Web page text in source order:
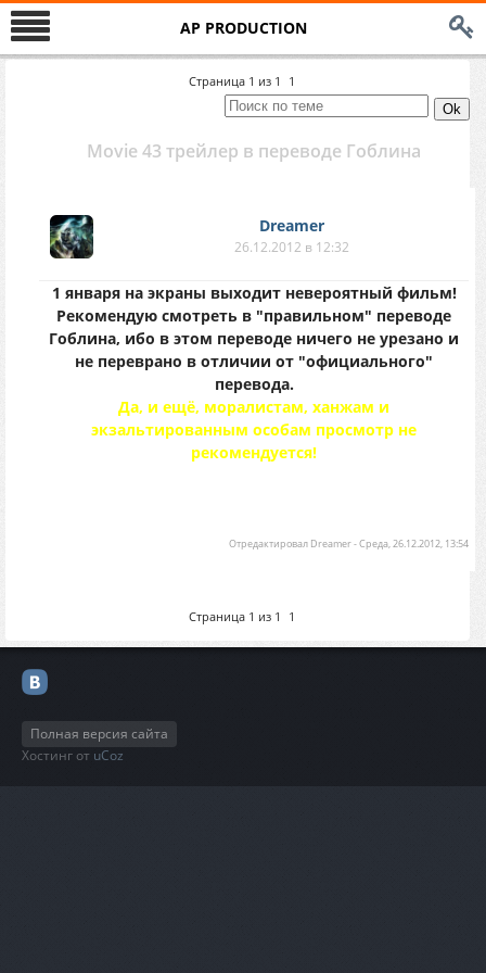
AP PRODUCTION
Страница 1 из 1 1
Movie 43 трейлер в переводе Гоблина
Dreamer
26.12.2012 в 12:32
1 января на экраны выходит невероятный фильм!
Рекомендую смотреть в "правильном" переводе
Гоблина, ибо в этом переводе ничего не урезано и
не переврано в отличии от "официального"
перевода.
Да, и ещё, моралистам, ханжам и
экзальтированным особам просмотр не
рекомендуется!
Отредактировал Dreamer-Среда, 26.12.2012, 13:54
Страница 1 из 1 1
Полная версия сайта
Хостинг от uCoz